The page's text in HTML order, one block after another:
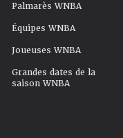
Palmarès WNBA
Équipes WNBA
Joueuses WNBA
Grandes dates de la
saison WNBA